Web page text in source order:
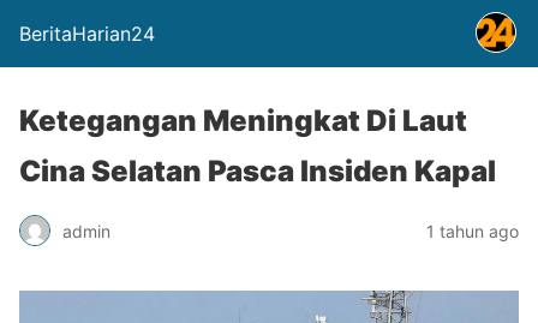
BeritaHarian24
Ketegangan Meningkat Di Laut
Cina Selatan Pasca Insiden Kapal
admin 1 tahun ago